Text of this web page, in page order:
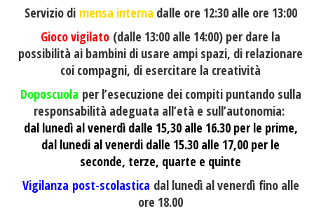
Servizio di mensa interna dalle ore 12:30 alle ore 13:00
Gioco vigilato (dalle 13:00 alle 14:00) per dare la
possibilità ai bambini di usare ampi spazi, di relazionare
coi compagni, di esercitare la creatività
Doposcuola per l’esecuzione dei compiti puntando sulla
responsabilità adeguata all’età e sull’autonomia:
dal lunedì al venerdì dalle 15,30 alle 16.30 per le prime,
dal lunedi al venerdi dalle 15.30 alle 17,00 per le
seconde, terze, quarte e quinte
Vigilanza post-scolastica dal lunedì al venerdì fino alle
ore 18.00